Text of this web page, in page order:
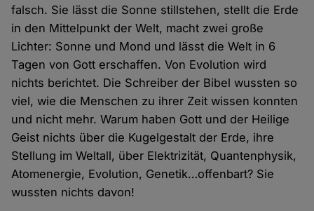
falsch. Sie lässt die Sonne stillstehen, stellt die Erde
in den Mittelpunkt der Welt, macht zwei große
Lichter: Sonne und Mond und lässt die Welt in 6
Tagen von Gott erschaffen. Von Evolution wird
nichts berichtet. Die Schreiber der Bibel wussten so
viel, wie die Menschen zu ihrer Zeit wissen konnten
und nicht mehr. Warum haben Gott und der Heilige
Geist nichts über die Kugelgestalt der Erde, ihre
Stellung im Weltall, über Elektrizität, Quantenphysik,
Atomenergie, Evolution, Genetik…offenbart? Sie
wussten nichts davon!